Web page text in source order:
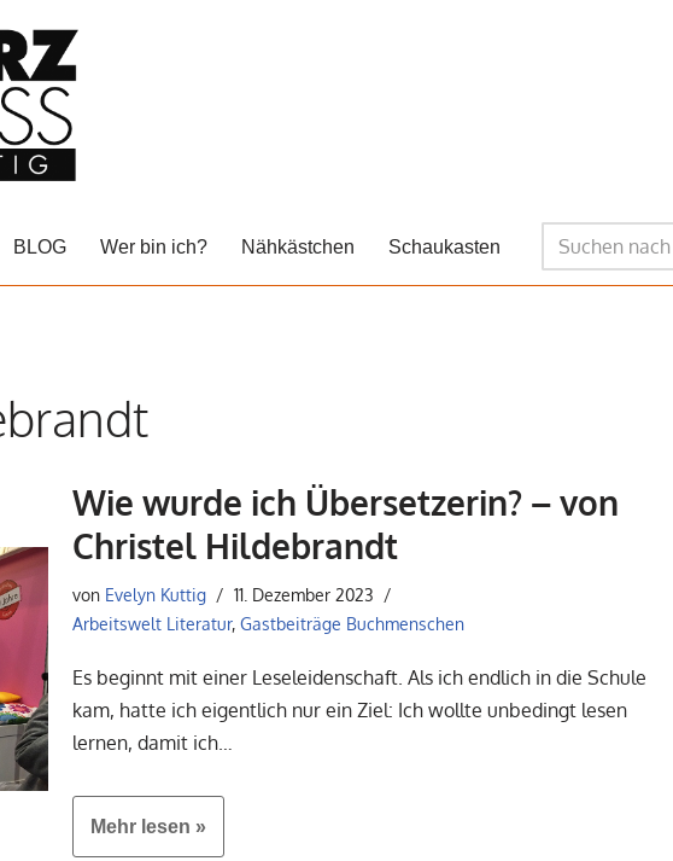
BLOG Wer bin ich? Nähkästchen Schaukasten
Wie wurde ich Übersetzerin? – von
Christel Hildebrandt
von Evelyn Kuttig
11. Dezember 2023
Arbeitswelt Literatur,Gastbeiträge Buchmenschen
Es beginnt mit einer Leseleidenschaft. Als ich endlich in die Schule
kam, hatte ich eigentlich nur ein Ziel: Ich wollte unbedingt lesen
lernen, damit ich…
Mehr lesen »